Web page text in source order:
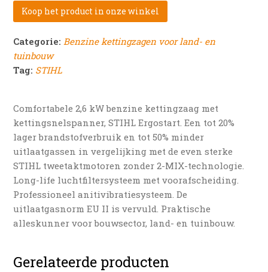
Koop het product in onze winkel
Categorie: Benzine kettingzagen voor land- en
tuinbouw
Tag: STIHL
Comfortabele 2,6 kW benzine kettingzaag met
kettingsnelspanner, STIHL Ergostart. Een tot 20%
lager brandstofverbruik en tot 50% minder
uitlaatgassen in vergelijking met de even sterke
STIHL tweetaktmotoren zonder 2-MIX-technologie.
Long-life luchtfiltersysteem met voorafscheiding.
Professioneel anitivibratiesysteem. De
uitlaatgasnorm EU II is vervuld. Praktische
alleskunner voor bouwsector, land- en tuinbouw.
Gerelateerde producten